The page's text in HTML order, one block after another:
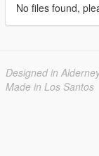
No files found,
Designed in
Made in Los Santos